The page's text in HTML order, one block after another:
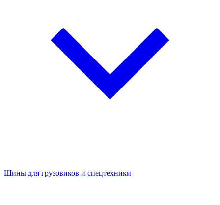
Шины для грузовиков и спецтехники